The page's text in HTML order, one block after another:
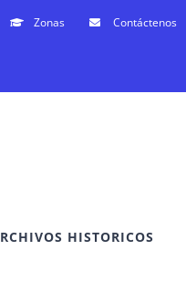
Zonas Contáctenos
HISTORICOS